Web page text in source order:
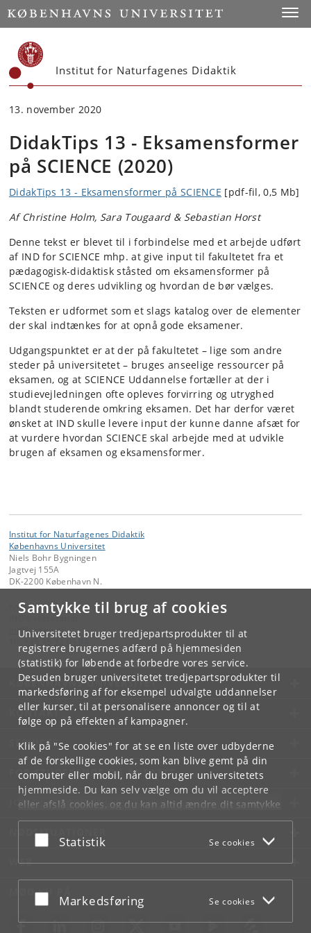
Samtykke til brug af cookies
Universitetet bruger tredjepartsprodukter til at
registrere brugernes adfærd på hjemmesiden
(statistik) for løbende at forbedre vores service.
Desuden bruger universitetet tredjepartsprodukter til
markedsføring af for eksempel udvalgte uddannelser
eller kurser, til at personalisere annoncer og til at
følge op på effekten af kampagner.
Klik på "Se cookies" for at se en liste over udbyderne
af de forskellige cookies, som kan blive gemt på din
computer eller mobil, når du bruger universitetets
hjemmeside. Du kan selv vælge om du vil acceptere
eller afslå cookies, og du kan altid ændre dit samtykke
underCookie- og privatlivspolitiksom du finder i
bunden af hver side.
Acceptér eller afslå
Statistik Se cookies
Acceptér eller afslå
Markedsføring Se cookies
Start
Institut for Naturfagenes Didaktik
13. november 2020
DidakTips 13 - Eksamensformer
på SCIENCE (2020)
DidakTips 13 - Eksamensformer på SCIENCE [pdf-fil, 0,5 Mb]
Af Christine Holm, Sara Tougaard & Sebastian Horst
Denne tekst er blevet til i forbindelse med et arbejde udført
af IND for SCIENCE mhp. at give input til fakultetet fra et
pædagogisk-didaktisk ståsted om eksamensformer på
SCIENCE og deres udvikling og hvordan de bør vælges.
Teksten er udformet som et slags katalog over de elementer
der skal indtænkes for at opnå gode eksamener.
Udgangspunktet er at der på fakultetet – lige som andre
steder på universitetet – bruges anseelige ressourcer på
eksamen, og at SCIENCE Uddannelse fortæller at der i
studievejledningen ofte opleves forvirring og utryghed
blandt studerende omkring eksamen. Det har derfor været
ønsket at IND skulle levere input der kunne danne afsæt for
at vurdere hvordan SCIENCE skal arbejde med at udvikle
brugen af eksamen og eksamensformer.
Institut for Naturfagenes Didaktik
Københavns Universitet
Niels Bohr Bygningen
Jagtvej 155A
DK-2200 København N.
Kontakt:
IND's sekretariat
ind @ind. ku.dk
KØBENHAVNS UNIVERSITET
KONTAKT
SERVICES
FOR STUDERENDE OG ANSATTE
JOB OG KARRIERE
NØDSITUATIONER
WEB
MØD KU PÅ